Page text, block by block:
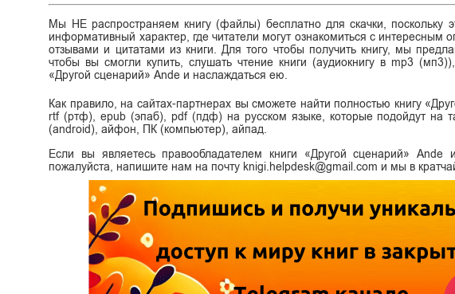
Мы НЕ распространяем книгу (файлы) бесплатно для скачки, поскольку
информативный характер, где читатели могут ознакомиться с интересным
отзывами и цитатами из книги. Для того чтобы получить книгу, мы
чтобы вы смогли купить, слушать чтение книги (аудиокнигу в mp3
«Другой сценарий» Ande и наслаждаться ею.
Как правило, на сайтах-партнерах вы сможете найти полностью книгу
rtf (ртф), epub (эпаб), pdf (пдф) на русском языке, которые подойдут на
(android), айфон, ПК (компьютер), айпад.
Если вы являетесь правообладателем книги «Другой сценарий»
пожалуйста, напишите нам на почту knigi.helpdesk@gmail.com и мы в